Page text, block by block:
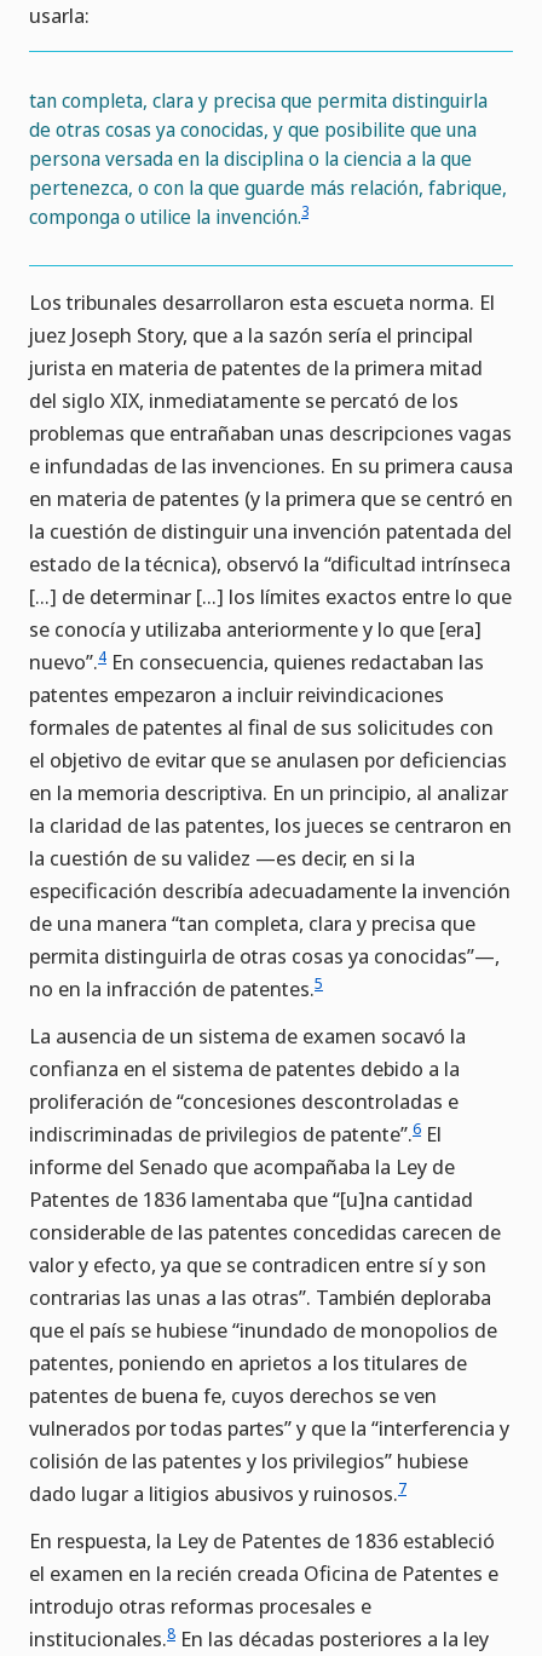
usarla:
tan completa, clara y precisa que permita distinguirla
de otras cosas ya conocidas, y que posibilite que una
persona versada en la disciplina o la ciencia a la que
pertenezca, o con la que guarde más relación, fabrique,
componga o utilice la invención.3
Los tribunales desarrollaron esta escueta norma. El
juez Joseph Story, que a la sazón sería el principal
jurista en materia de patentes de la primera mitad
del siglo XIX, inmediatamente se percató de los
problemas que entrañaban unas descripciones vagas
e infundadas de las invenciones. En su primera causa
en materia de patentes (y la primera que se centró en
la cuestión de distinguir una invención patentada del
estado de la técnica), observó la “dificultad intrínseca
[…] de determinar […] los límites exactos entre lo que
se conocía y utilizaba anteriormente y lo que [era]
nuevo”.4 En consecuencia, quienes redactaban las
patentes empezaron a incluir reivindicaciones
formales de patentes al final de sus solicitudes con
el objetivo de evitar que se anulasen por deficiencias
en la memoria descriptiva. En un principio, al analizar
la claridad de las patentes, los jueces se centraron en
la cuestión de su validez —es decir, en si la
especificación describía adecuadamente la invención
de una manera “tan completa, clara y precisa que
permita distinguirla de otras cosas ya conocidas”—,
no en la infracción de patentes.5
La ausencia de un sistema de examen socavó la
confianza en el sistema de patentes debido a la
proliferación de “concesiones descontroladas e
indiscriminadas de privilegios de patente”.6 El
informe del Senado que acompañaba la Ley de
Patentes de 1836 lamentaba que “[u]na cantidad
considerable de las patentes concedidas carecen de
valor y efecto, ya que se contradicen entre sí y son
contrarias las unas a las otras”. También deploraba
que el país se hubiese “inundado de monopolios de
patentes, poniendo en aprietos a los titulares de
patentes de buena fe, cuyos derechos se ven
vulnerados por todas partes” y que la “interferencia y
colisión de las patentes y los privilegios” hubiese
dado lugar a litigios abusivos y ruinosos.7
En respuesta, la Ley de Patentes de 1836 estableció
el examen en la recién creada Oficina de Patentes e
introdujo otras reformas procesales e
institucionales.8 En las décadas posteriores a la ley